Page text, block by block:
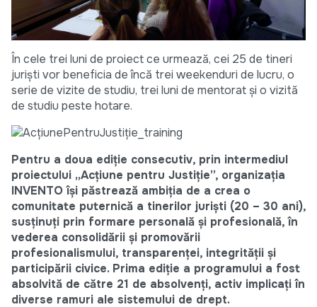
În cele trei luni de proiect ce urmează, cei 25 de tineri
juriști vor beneficia de încă trei weekenduri de lucru, o
serie de vizite de studiu, trei luni de mentorat și o vizită
de studiu peste hotare.
Pentru a doua ediție consecutiv, prin intermediul
proiectului „Acțiune pentru Justiție”, organizația
INVENTO își păstrează ambiția de a crea o
comunitate puternică a tinerilor juriști (20 – 30 ani),
susținuți prin formare personală și profesională, în
vederea consolidării și promovării
profesionalismului, transparenței, integrității și
participării civice. Prima ediție a programului a fost
absolvită de către 21 de absolvenți, activ implicați în
diverse ramuri ale sistemului de drept.